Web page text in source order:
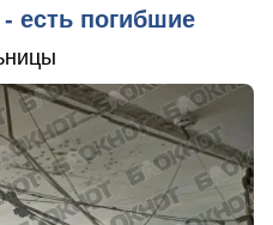
есть погибшие